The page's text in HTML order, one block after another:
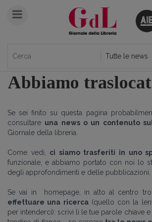
Abbiamo
Se sei finito su questa pagina
consultare una news o un contenuto
Giornale della libreria.
Come vedi, ci siamo trasferiti in uno
funzionale, e abbiamo portato con noi lo
degli approfondimenti e delle pubblicazioni.
Se vai in homepage, in alto al centro
effettuare una ricerca(quello con la
per intenderci): scrivi lì le tue parole chiave